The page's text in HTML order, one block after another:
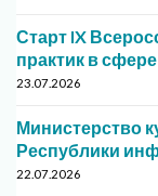
Старт IX
практик в
23.07.2026
Министерство
Республики
22.07.2026